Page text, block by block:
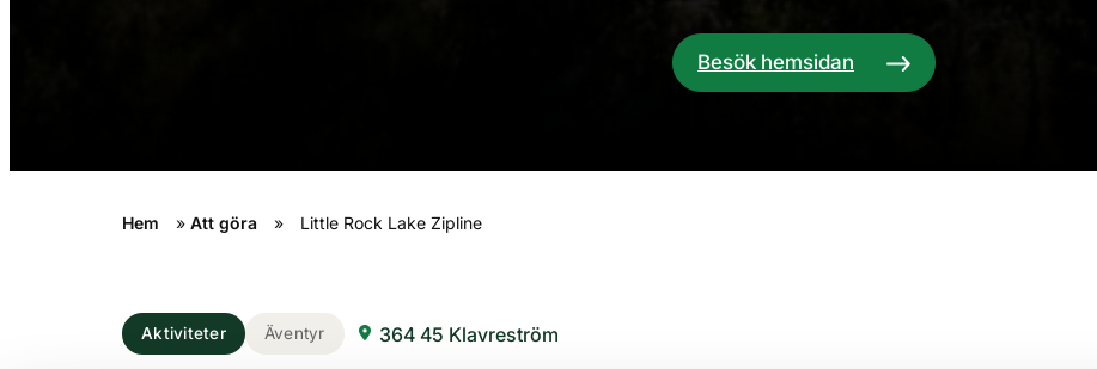
Besök hemsidan
Hem » Att göra » Little Rock Lake Zipline
Aktiviteter Äventyr 364 45 Klavreström